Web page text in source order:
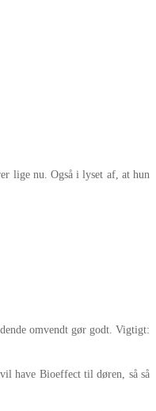
lige nu. Også i lyset af, at hun
omvendt gør godt. Vigtigt:
have Bioeffect til døren, så så